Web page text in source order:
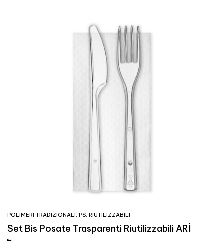
POLIMERI TRADIZIONALI, PS, RIUTILIZZABILI
Set Bis Posate Trasparenti Riutilizzabili ARÌ